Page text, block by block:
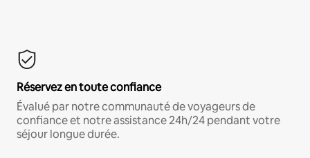
Réservez en toute confiance
Évalué par notre communauté de voyageurs de
confiance et notre assistance 24h/24 pendant votre
séjour longue durée.